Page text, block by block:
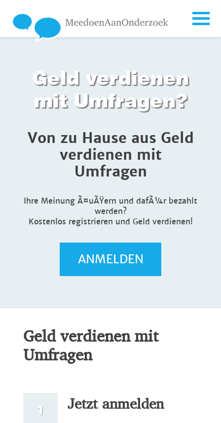
Geld verdienen
mit Umfragen?
Von zu Hause aus Geld
verdienen mit
Umfragen
Ihre Meinung Ã¤uÃŸern und dafÃ¼r bezahlt
werden?
Kostenlos registrieren und Geld verdienen!
ANMELDEN
Geld verdienen mit
Umfragen
1 Jetzt anmelden